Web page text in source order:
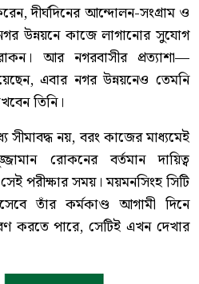
দীর্ঘদিনের আন্দোলন-সংগ্রাম ও
উন্নয়নে কাজে লাগানোর সুযোগ
আর নগরবাসীর প্রত্যাশা—
এবার নগর উন্নয়নেও তেমনি
তিনি।
সীমাবদ্ধ নয়, বরং কাজের মাধ্যমেই
রোকনের বর্তমান দায়িত্ব
পরীক্ষার সময়। ময়মনসিংহ সিটি
তাঁর কর্মকাণ্ড আগামী দিনে
করতে পারে, সেটিই এখন দেখার